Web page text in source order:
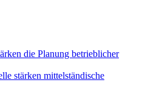
die Planung betrieblicher
stärken mittelständische